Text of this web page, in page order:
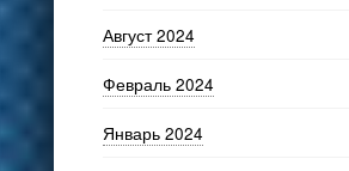
Август 2024
Февраль 2024
Январь 2024